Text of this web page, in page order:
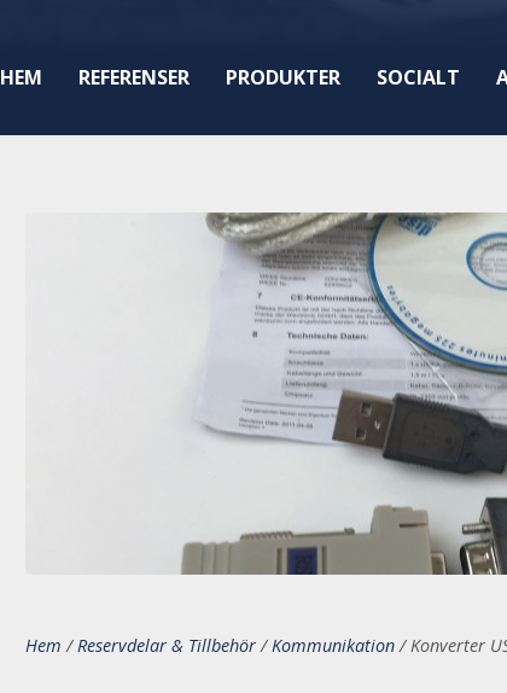
HEM REFERENSER PRODUKTER SOCIALT
Hem /Reservdelar & Tillbehör/Kommunikation/Konverter